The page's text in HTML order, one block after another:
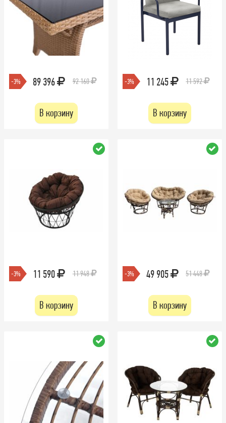
-3% 89 396 92 160
В корзину
-3% 11 245 11 592
В корзину
-3% 11 590 11 948
В корзину
-3% 49 905 51 448
В корзину